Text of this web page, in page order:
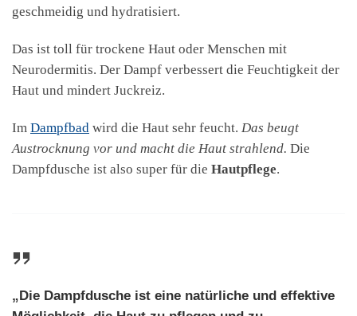
geschmeidig und hydratisiert.
Das ist toll für trockene Haut oder Menschen mit
Neurodermitis. Der Dampf verbessert die Feuchtigkeit der
Haut und mindert Juckreiz.
Im Dampfbad wird die Haut sehr feucht. Das beugt
Austrocknung vor und macht die Haut strahlend. Die
Dampfdusche ist also super für die Hautpflege.
„Die Dampfdusche ist eine natürliche und effektive